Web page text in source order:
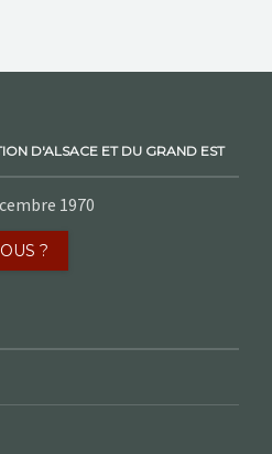
D'ALSACE ET DU GRAND EST
1970
?